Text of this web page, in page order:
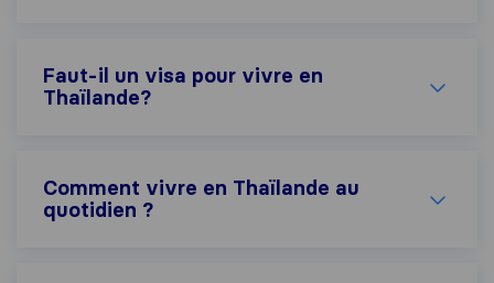
Faut-il un visa pour vivre en
Thaïlande?
Comment vivre en Thaïlande au
quotidien ?